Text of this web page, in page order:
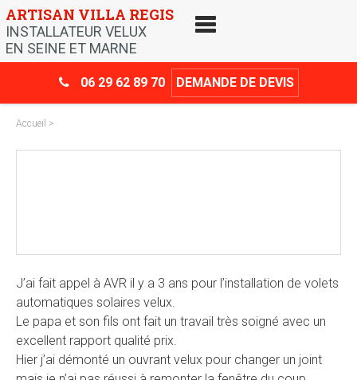
Skip
to
content
ARTISAN VILLA REGIS
INSTALLATEUR VELUX
EN SEINE ET MARNE
06 29 62 89 70 DEMANDE DE DEVIS
Accueil >
J’ai fait appel à AVR il y a 3 ans pour l’installation de volets
automatiques solaires velux.
Le papa et son fils ont fait un travail très soigné avec un
excellent rapport qualité prix.
Hier j’ai démonté un ouvrant velux pour changer un joint